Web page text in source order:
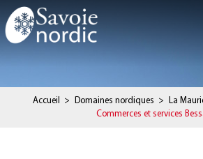
Accueil > Domaines nordiques > La
Commerces et services